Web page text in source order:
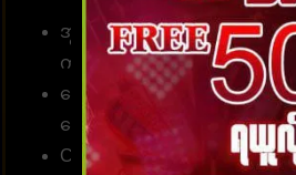
အွန်လိုင်းဘောလုံးလောင်းကြေ
ကျပ် )မှစတင်နိုင်။
လောင်းကစား၊ အားကစားဂိမ်းမျာ
လော့များအတွက်
ဝန်ဆောင်မှု
Customer တစ်ဦးတည်းသည် ဂိမ်